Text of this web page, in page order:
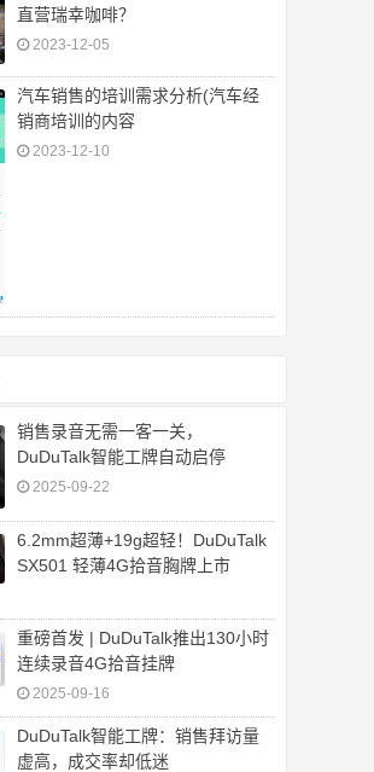
直营瑞幸咖啡？
2023-12-05
汽车销售的培训需求分析(汽车经
销商培训的内容
2023-12-10
销售录音无需一客一关，
DuDuTalk智能工牌自动启停
2025-09-22
6.2mm超薄+19g超轻！DuDuTalk
SX501 轻薄4G拾音胸牌上市
重磅首发 | DuDuTalk推出130小时
连续录音4G拾音挂牌
2025-09-16
DuDuTalk智能工牌：销售拜访量
虚高，成交率却低迷